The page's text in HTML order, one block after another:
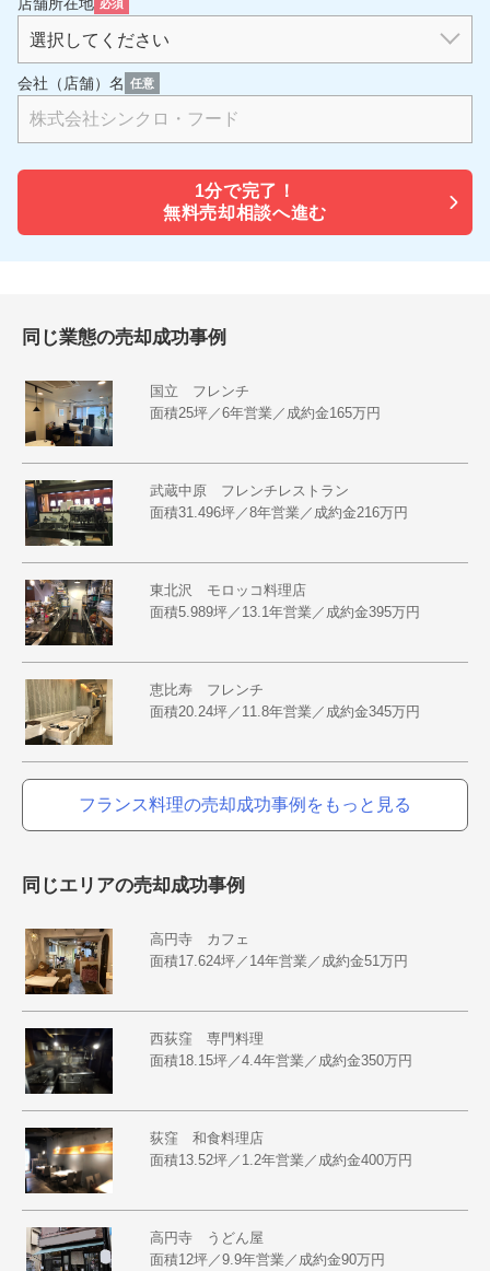
必須
会社（店舗）名 任意
1分で完了！
無料売却相談へ進む
同じ業態の売却成功事例
国立 フレンチ
面積25坪／6年営業／成約金165万円
武蔵中原 フレンチレストラン
面積31.496坪／8年営業／成約金216万円
東北沢 モロッコ料理店
面積5.989坪／13.1年営業／成約金395万円
恵比寿 フレンチ
面積20.24坪／11.8年営業／成約金345万円
フランス料理の売却成功事例をもっと見る
同じエリアの売却成功事例
高円寺 カフェ
面積17.624坪／14年営業／成約金51万円
西荻窪 専門料理
面積18.15坪／4.4年営業／成約金350万円
荻窪 和食料理店
面積13.52坪／1.2年営業／成約金400万円
高円寺 うどん屋
面積12坪／9.9年営業／成約金90万円